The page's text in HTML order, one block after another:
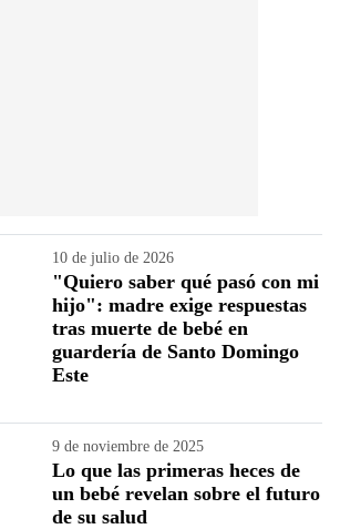
10 de julio de 2026
"Quiero saber qué pasó con mi
hijo": madre exige respuestas
tras muerte de bebé en
guardería de Santo Domingo
Este
9 de noviembre de 2025
Lo que las primeras heces de
un bebé revelan sobre el futuro
de su salud